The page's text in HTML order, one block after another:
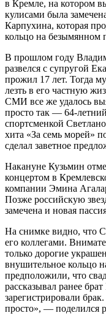
в Кремле, на котором
кулисами была
Карпухина, которая
кольцо на безымянном
В прошлом году
развелся с супругой
прожил 17 лет. Тогда
лезть в его частную
СМИ все же удалось
просто так — 64-
спортсменкой
хита «За семь морей»
сделал заветное
Накануне Кузьмин
концертом в
компании Эмина
Позже российскую
замечена и новая
На снимке видно, что
его коллегами.
только дорогие
внушительное кольцо
предположили, что
рассказывал ранее
зарегистрировали
просто», — поделился